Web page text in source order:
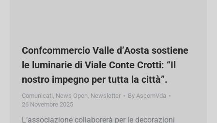
Crotti: “Il nostro impegno per tutta la
città”.
Comunicati,News Open, Newsletter ByAscomVda
L’associazione collaborerà per le decorazioni
natalizie del Viale, ribadendo l’attenzione a tutti i